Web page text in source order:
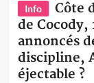
Info
Côte
de Cocody,
annoncés
discipline,
éjectable ?